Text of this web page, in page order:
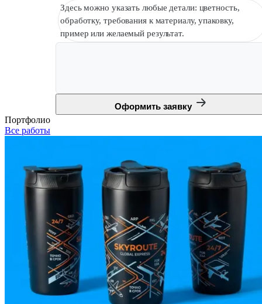
Здесь можно указать любые детали: цветность,
обработку, требования к материалу, упаковку,
пример или желаемый результат.
Оформить заявку
Портфолио
Все работы